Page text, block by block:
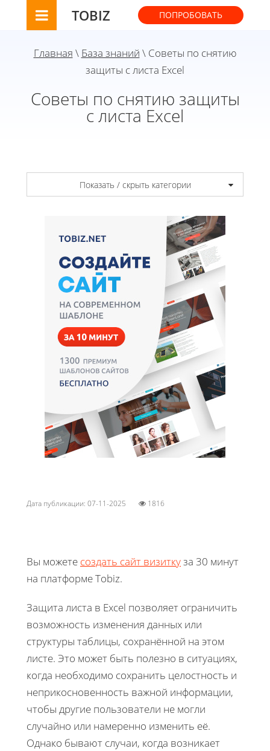
TOBIZ ПОПРОБОВАТЬ
Главная \ База знаний \ Советы по снятию
защиты с листа Excel
Советы по снятию защиты
с листа Excel
Показать / скрыть категории
Дата публикации: 07-11-2025 1816
Вы можете создать сайт визиткуза 30 минут
на платформе Tobiz.
Защита листа в Excel позволяет ограничить
возможность изменения данных или
структуры таблицы, сохранённой на этом
листе. Это может быть полезно в ситуациях,
когда необходимо сохранить целостность и
неприкосновенность важной информации,
чтобы другие пользователи не могли
случайно или намеренно изменить её.
Однако бывают случаи, когда возникает